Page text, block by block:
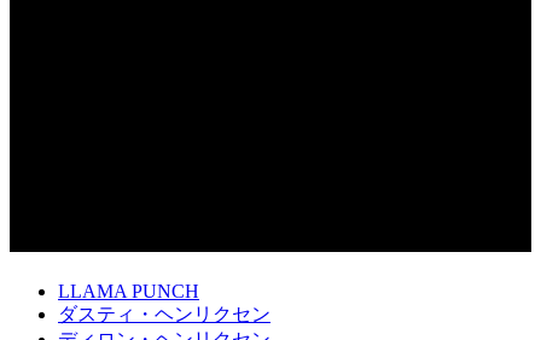
LLAMA PUNCH
ダスティ・ヘンリクセン